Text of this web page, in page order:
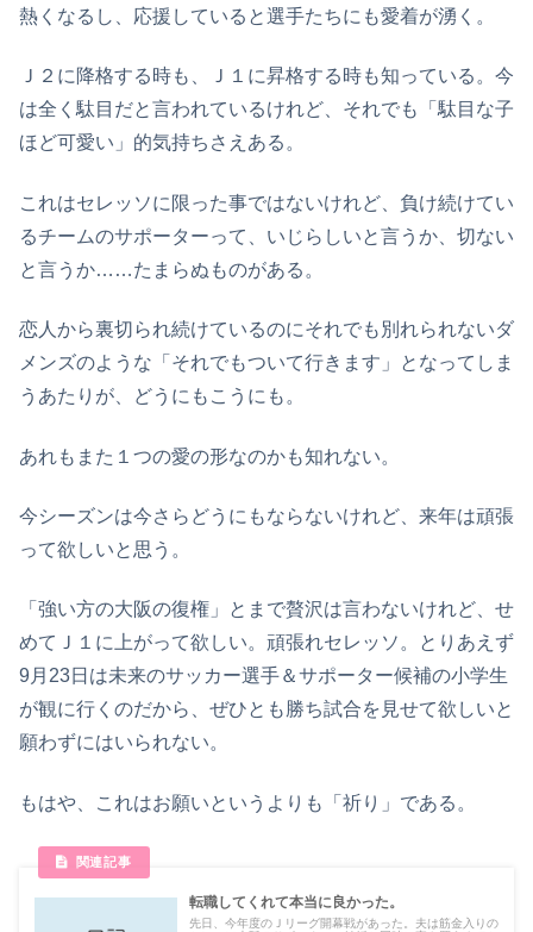
熱くなるし、応援していると選手たちにも愛着が湧く。
Ｊ２に降格する時も、Ｊ１に昇格する時も知っている。今
は全く駄目だと言われているけれど、それでも「駄目な子
ほど可愛い」的気持ちさえある。
これはセレッソに限った事ではないけれど、負け続けてい
るチームのサポーターって、いじらしいと言うか、切ない
と言うか……たまらぬものがある。
恋人から裏切られ続けているのにそれでも別れられないダ
メンズのような「それでもついて行きます」となってしま
うあたりが、どうにもこうにも。
あれもまた１つの愛の形なのかも知れない。
今シーズンは今さらどうにもならないけれど、来年は頑張
って欲しいと思う。
「強い方の大阪の復権」とまで贅沢は言わないけれど、せ
めてＪ１に上がって欲しい。頑張れセレッソ。とりあえず
9月23日は未来のサッカー選手＆サポーター候補の小学生
が観に行くのだから、ぜひとも勝ち試合を見せて欲しいと
願わずにはいられない。
もはや、これはお願いというよりも「祈り」である。
転職してくれて本当に良かった。
先日、今年度のＪリーグ開幕戦があった。夫は筋金入りの